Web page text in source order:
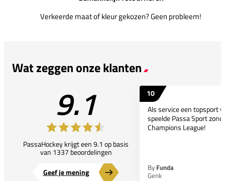
Verkeerde maat of kleur gekozen? Geen probleem!
Wat zeggen onze klanten
9.1
PassaHockey krijgt een 9.1 op basis
van 1337 beoordelingen
Geef je mening
10
Als service een topsport
speelde Passa Sport
Champions League!
By Funda
Genk